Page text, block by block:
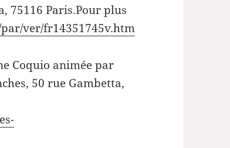
75116 Paris.Pour plus
ver/fr14351745v.htm
Coquio animée par
50 rue Gambetta,